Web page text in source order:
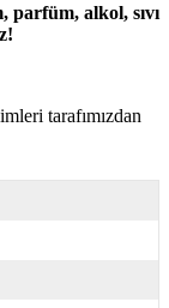
parfüm, alkol, sıvı
tarafımızdan